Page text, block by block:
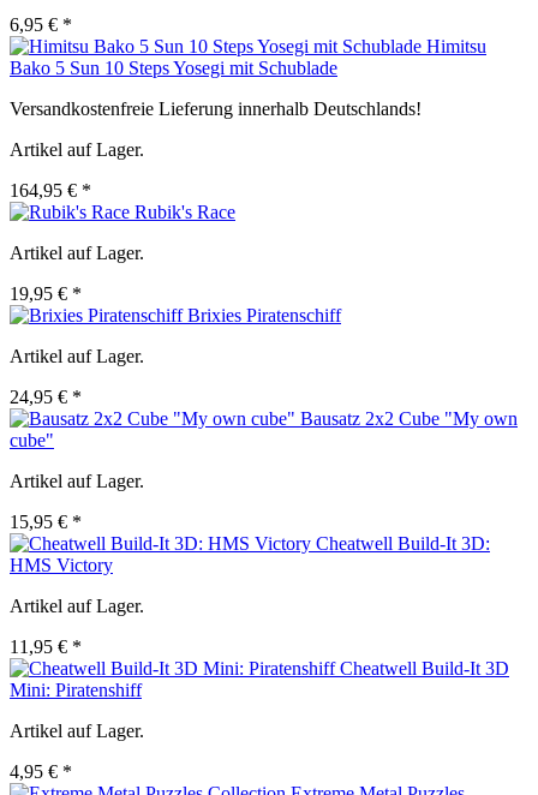
6,95 € *
Himitsu
Bako 5 Sun 10 Steps Yosegi mit Schublade
Versandkostenfreie Lieferung innerhalb Deutschlands!
Artikel auf Lager.
164,95 € *
Rubik's Race
Artikel auf Lager.
19,95 € *
Brixies Piratenschiff
Artikel auf Lager.
24,95 € *
Bausatz 2x2 Cube "My own
cube"
Artikel auf Lager.
15,95 € *
Cheatwell Build-It 3D:
HMS Victory
Artikel auf Lager.
11,95 € *
Cheatwell Build-It 3D
Mini: Piratenshiff
Artikel auf Lager.
4,95 € *